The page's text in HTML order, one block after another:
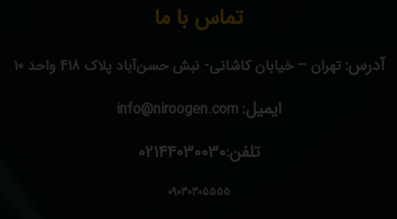
تماس با ما
آدرس: تهران – خیابان کاشانی- نبش حسن‌آباد پلاک 418 واحد 10
ایمیل: info@niroogen.com
تلفن:02144030030
09030305555